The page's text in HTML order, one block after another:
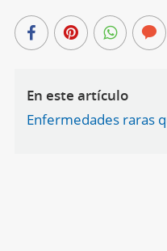
En este artículo
Enfermedades raras